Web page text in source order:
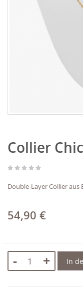
Anfang
der
springen
Collier
Double-Layer Collier
54,90 €
- + In